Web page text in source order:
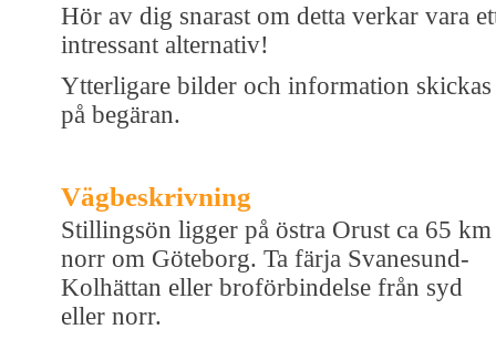
Hör av dig snarast om detta verkar vara
intressant alternativ!
Ytterligare bilder och information skickas
på begäran.
Vägbeskrivning
Stillingsön ligger på östra Orust ca 65 km
norr om Göteborg. Ta färja Svanesund-
Kolhättan eller broförbindelse från syd
eller norr.